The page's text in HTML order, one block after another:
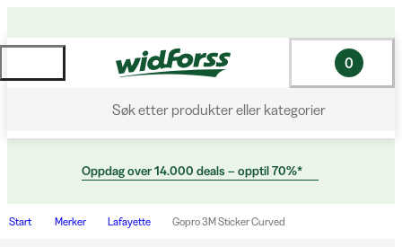
Søk etter produkter eller kategorier
0
Oppdag over 14.000 deals – opptil 70%*
Start Merker Lafayette Gopro 3M Sticker Curved